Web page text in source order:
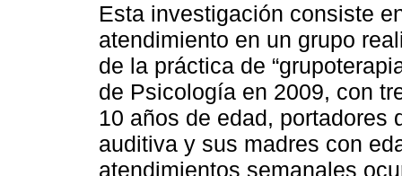
Esta investigación consiste
atendimiento en un grupo
de la práctica de
de Psicología en 2009, con
10 años de edad, portadores
auditiva y sus madres con
atendimientos semanales